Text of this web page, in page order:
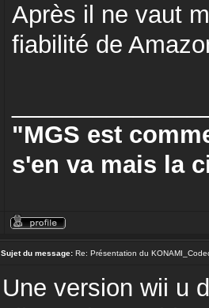
Après il ne vaut
fiabilité de
"MGS est
s'en va mais la
Sujet du message: Re: Présentation du
Une version wii u